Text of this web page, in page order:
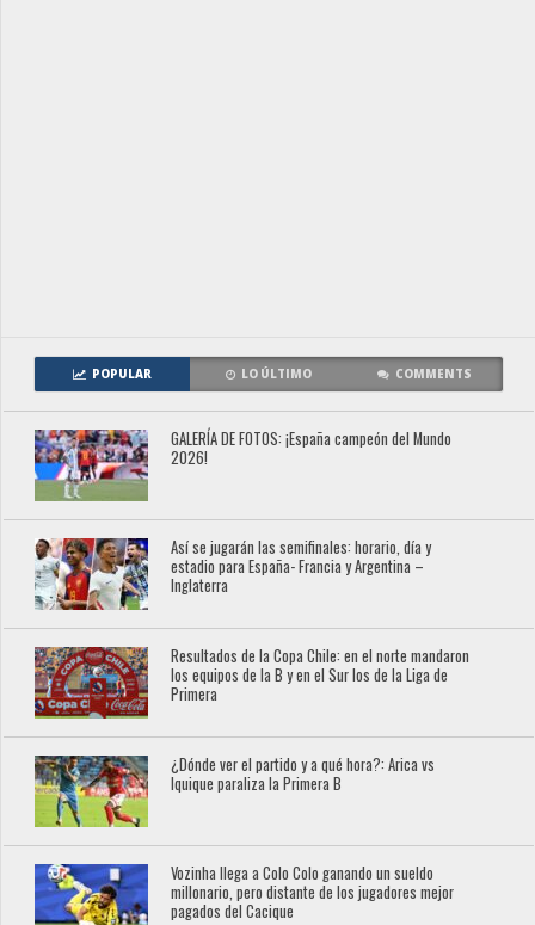
POPULAR LO ÚLTIMO COMMENTS
GALERÍA DE FOTOS: ¡España campeón del Mundo
2026!
Así se jugarán las semifinales: horario, día y
estadio para España- Francia y Argentina –
Inglaterra
Resultados de la Copa Chile: en el norte mandaron
los equipos de la B y en el Sur los de la Liga de
Primera
¿Dónde ver el partido y a qué hora?: Arica vs
Iquique paraliza la Primera B
Vozinha llega a Colo Colo ganando un sueldo
millonario, pero distante de los jugadores mejor
pagados del Cacique